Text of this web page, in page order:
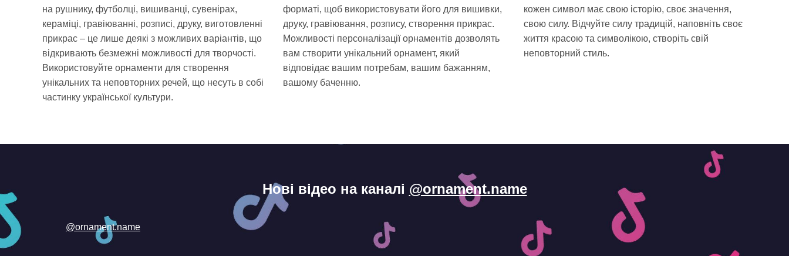
на рушнику, футболці, вишиванці, сувенірах,
кераміці, гравіюванні, розписі, друку, виготовленні
прикрас – це лише деякі з можливих варіантів, що
відкривають безмежні можливості для творчості.
Використовуйте орнаменти для створення
унікальних та неповторних речей, що несуть в собі
частинку української культури.
форматі, щоб використовувати його для вишивки,
друку, гравіювання, розпису, створення прикрас.
Можливості персоналізації орнаментів дозволять
вам створити унікальний орнамент, який
відповідає вашим потребам, вашим бажанням,
вашому баченню.
кожен символ має свою історію, своє значення,
свою силу. Відчуйте силу традицій, наповніть своє
життя красою та символікою, створіть свій
неповторний стиль.
Нові відео на каналі @ornament.name
@ornament.name